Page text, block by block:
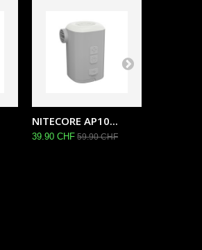
NITECORE AP10...
39.90 CHF 59.90 CHF